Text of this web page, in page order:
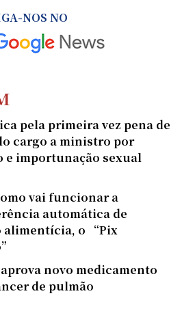
NOS NO
pela primeira vez pena de
cargo a ministro por
e importunação sexual
vai funcionar a
automática de
alimentícia, o “Pix
novo medicamento
de pulmão